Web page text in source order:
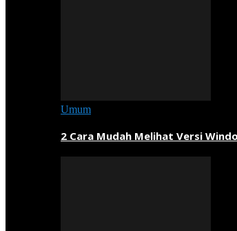
Umum
2 Cara Mudah Melihat Versi